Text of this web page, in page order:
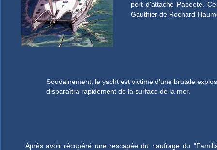
port d'attache Papeete.
Gauthier de Rochard-
Soudainement, le yacht est victime d'une brutale
disparaîtra rapidement de la surface de la mer.
Après avoir récupéré une rescapée du naufrage du